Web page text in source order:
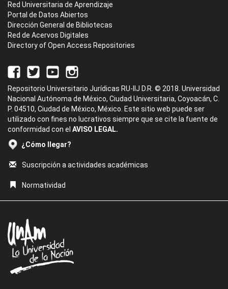
Red Universitaria de Aprendizaje
Portal de Datos Abiertos
Dirección General de Bibliotecas
Red de Acervos Digitales
Directory of Open Access Repositories
Repositorio Universitario Jurídicas RU-IIJ D.R. © 2018. Universidad
Nacional Autónoma de México, Ciudad Universitaria, Coyoacán, C.
P. 04510, Ciudad de México, México. Este sitio web puede ser
utilizado con fines no lucrativos siempre que se cite la fuente de
conformidad con el AVISO LEGAL.
¿Cómo llegar?
Suscripción a actividades académicas
Normatividad